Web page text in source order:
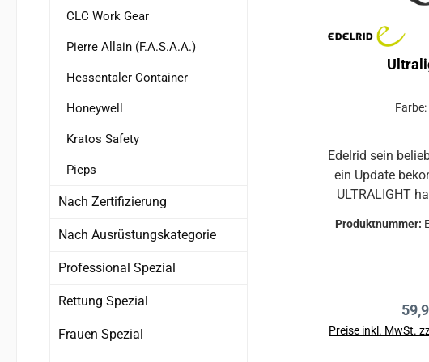
CLC Work Gear
Pierre Allain (F.A.S.A.A.)
Hessentaler Container
Honeywell
Kratos Safety
Pieps
Nach Zertifizierung
Nach Ausrüstungskategorie
Professional Spezial
Rettung Spezial
Frauen Spezial
Farbe:
Edelrid sein
ein Update
ULTRALIGHT hat eine moderne
ein neues,
ultimative Helm
Einrichtungen, wie
Produktnummer:
Preise inkl. MwSt.